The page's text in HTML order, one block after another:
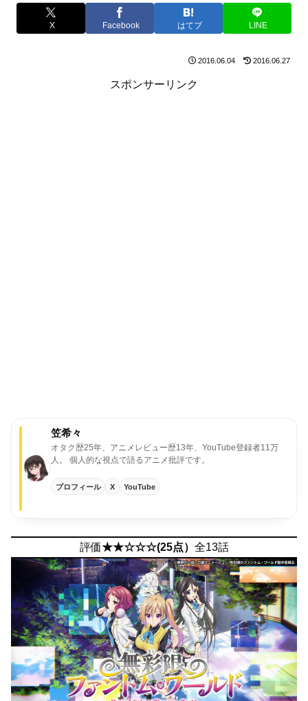
X Facebook はてブ LINE
2016.06.04 2016.06.27
スポンサーリンク
笠希々
オタク歴25年、アニメレビュー歴13年、YouTube登録者11万
人。
個人的な視点で語るアニメ批評です。
プロフィール X YouTube
評価★★☆☆☆(25点） 全13話